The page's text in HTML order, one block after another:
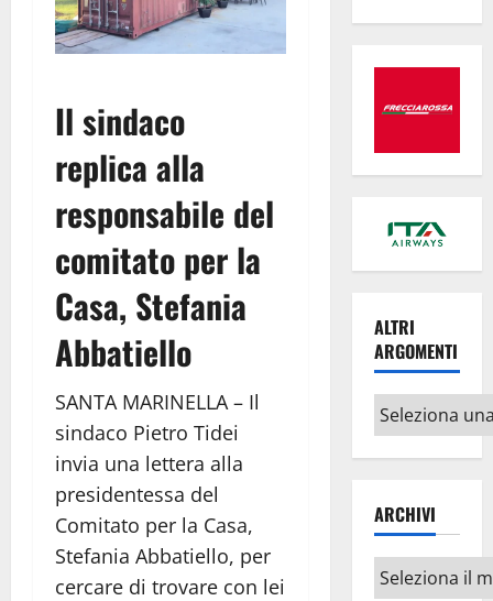
Il sindaco
replica alla
responsabile del
comitato per la
Casa, Stefania
Abbatiello
SANTA MARINELLA – Il
sindaco Pietro Tidei
invia una lettera alla
presidentessa del
Comitato per la Casa,
Stefania Abbatiello, per
cercare di trovare con lei
ALTRI
ARGOMENTI
Altri
argomenti
ARCHIVI
Archivi